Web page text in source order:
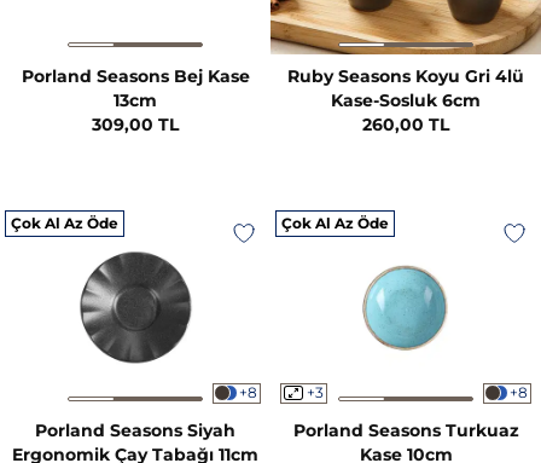
Porland Seasons Bej Kase
13cm
309,00 TL
Ruby Seasons Koyu Gri 4lü
Kase-Sosluk 6cm
260,00 TL
Çok Al Az Öde
+8
Porland Seasons Siyah
Ergonomik Çay Tabağı 11cm
Çok Al Az Öde
+3 +8
Porland Seasons Turkuaz
Kase 10cm